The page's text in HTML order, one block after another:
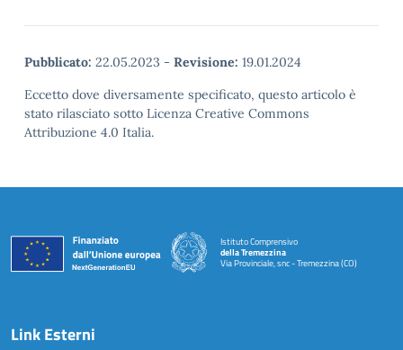
Pubblicato: 22.05.2023 - Revisione: 19.01.2024
Eccetto dove diversamente specificato, questo articolo è
stato rilasciato sotto Licenza Creative Commons
Attribuzione 4.0 Italia.
Istituto Comprensivo
della Tremezzina
Via Provinciale, snc - Tremezzina (CO)
— Visita la pagina iniziale della scuola
Link Esterni